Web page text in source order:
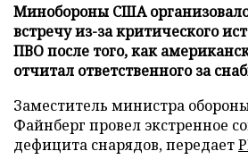
Минобороны США
встречу из-за критического
ПВО после того, как
отчитал ответственного за
Заместитель министра
Файнберг провел экстренное
дефицита снарядов, передает